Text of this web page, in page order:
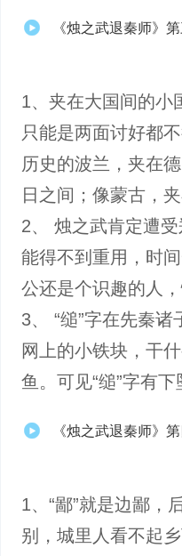
《烛之武退秦师》
1、夹在大国间的小
只能是两面讨好都
历史的波兰，夹在
日之间；像蒙古，
2、 烛之武肯定遭
能得不到重用，时
公还是个识趣的人
3、 “缒”字在先秦
网上的小铁块，干
鱼。可见“缒”字有下
《烛之武退秦师》
1、“鄙”就是边鄙，
别，城里人看不起